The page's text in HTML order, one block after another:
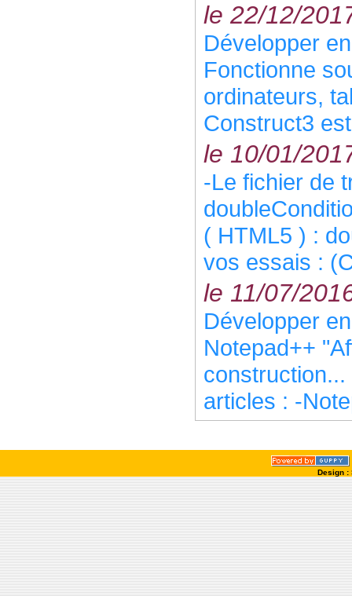
le 22/12/
Développer
Fonctionne
ordinateurs,
Construct3
le 10/01/
-Le fichier de
( HTML5 ) :
vos essais :
le 11/07/
Développer
Notepad++
articles : -
Design :